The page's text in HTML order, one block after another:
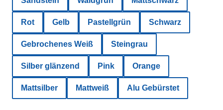
Rot Gelb Pastellgrün Schwarz
Gebrochenes Weiß Steingrau
Silber glänzend Pink Orange
Mattsilber Mattweiß Alu Gebürstet